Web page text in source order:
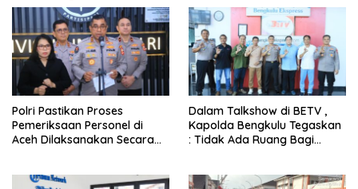
Polri Pastikan Proses
Pemeriksaan Personel di
Aceh Dilaksanakan Secara
Dalam Talkshow di BETV ,
Kapolda Bengkulu Tegaskan
: Tidak Ada Ruang Bagi